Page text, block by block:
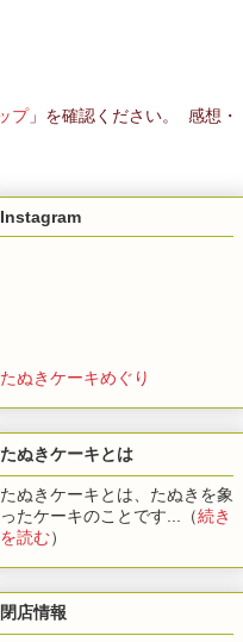
プ 」を確認ください。 感想・
Instagram
たぬきケーキめぐり
たぬきケーキとは
たぬきケーキとは、たぬきを象
ったケーキのことです...（続き
を読む）
閉店情報